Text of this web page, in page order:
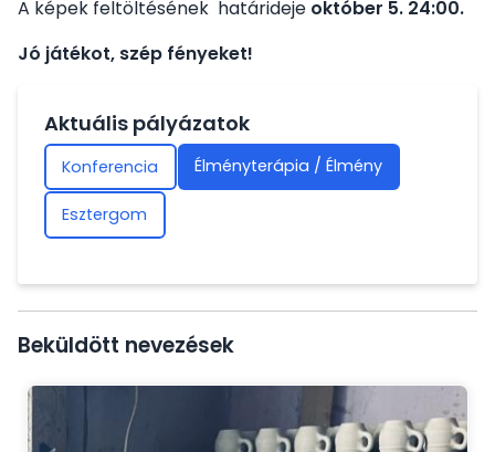
A képek feltöltésének határideje október 5. 24:00.
Jó játékot, szép fényeket!
Aktuális pályázatok
Konferencia Élményterápia / Élmény
Esztergom
Beküldött nevezések